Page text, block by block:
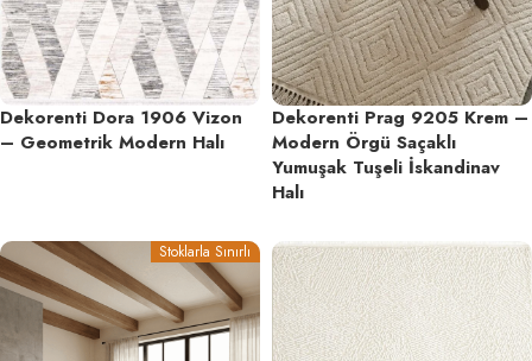
Dekorenti Dora 1906 Vizon
– Geometrik Modern Halı
Dekorenti Prag 9205 Krem –
Modern Örgü Saçaklı
Yumuşak Tuşeli İskandinav
Halı
Stoklarla Sınırlı